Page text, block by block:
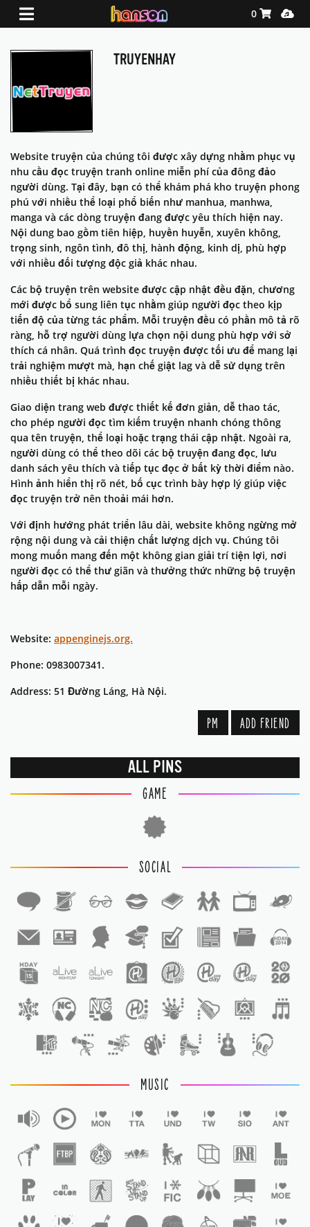
Shopping
0
TRUYENHAY
Website truyện của chúng tôi được xây dựng nhằm phục vụ
nhu cầu đọc truyện tranh online miễn phí của đông đảo
người dùng. Tại đây, bạn có thể khám phá kho truyện phong
phú với nhiều thể loại phổ biến như manhua, manhwa,
manga và các dòng truyện đang được yêu thích hiện nay.
Nội dung bao gồm tiên hiệp, huyền huyễn, xuyên không,
trọng sinh, ngôn tình, đô thị, hành động, kinh dị, phù hợp
với nhiều đối tượng độc giả khác nhau.
Các bộ truyện trên website được cập nhật đều đặn, chương
mới được bổ sung liên tục nhằm giúp người đọc theo kịp
tiến độ của từng tác phẩm. Mỗi truyện đều có phần mô tả rõ
ràng, hỗ trợ người dùng lựa chọn nội dung phù hợp với sở
thích cá nhân. Quá trình đọc truyện được tối ưu để mang lại
trải nghiệm mượt mà, hạn chế giật lag và dễ sử dụng trên
nhiều thiết bị khác nhau.
Giao diện trang web được thiết kế đơn giản, dễ thao tác,
cho phép người đọc tìm kiếm truyện nhanh chóng thông
qua tên truyện, thể loại hoặc trạng thái cập nhật. Ngoài ra,
người dùng có thể theo dõi các bộ truyện đang đọc, lưu
danh sách yêu thích và tiếp tục đọc ở bất kỳ thời điểm nào.
Hình ảnh hiển thị rõ nét, bố cục trình bày hợp lý giúp việc
đọc truyện trở nên thoải mái hơn.
Với định hướng phát triển lâu dài, website không ngừng mở
rộng nội dung và cải thiện chất lượng dịch vụ. Chúng tôi
mong muốn mang đến một không gian giải trí tiện lợi, nơi
người đọc có thể thư giãn và thưởng thức những bộ truyện
hấp dẫn mỗi ngày.
Website: appenginejs.org.
Phone: 0983007341.
Address: 51 Đường Láng, Hà Nội.
PM ADD FRIEND
ALL PINS
GAME
SOCIAL
MUSIC